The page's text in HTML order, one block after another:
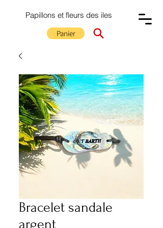
Papillons et fleurs des iles
Panier
Bracelet sandale
argent